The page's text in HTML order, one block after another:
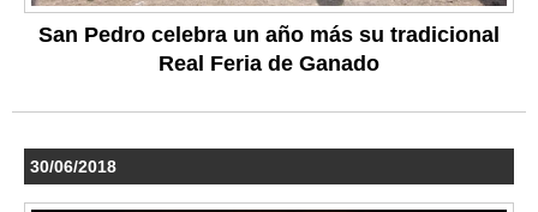
San Pedro celebra un año más su tradicional
Real Feria de Ganado
30/06/2018